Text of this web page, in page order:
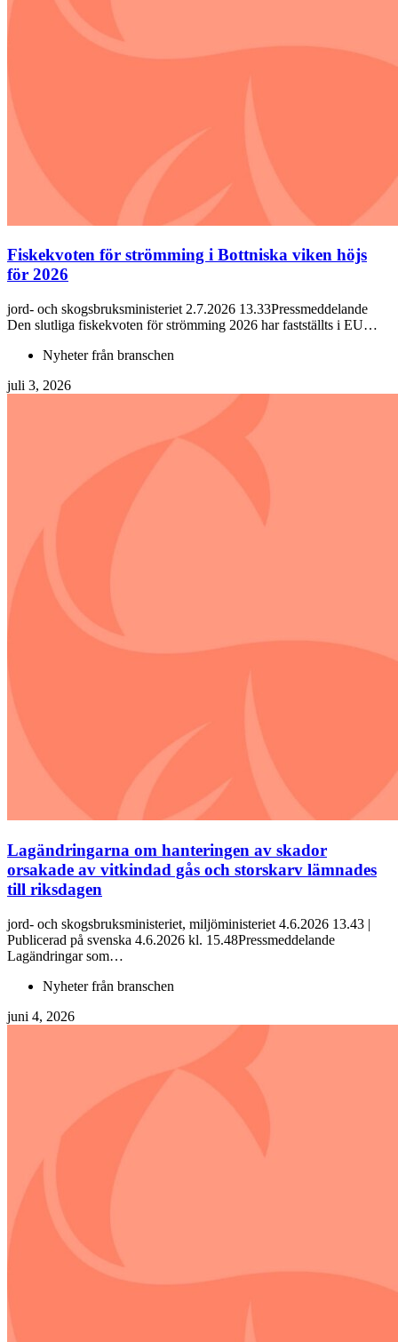
Fiskekvoten för strömming i Bottniska viken höjs
för 2026
jord- och skogsbruksministeriet 2.7.2026 13.33Pressmeddelande
Den slutliga fiskekvoten för strömming 2026 har fastställts i EU…
Nyheter från branschen
juli 3, 2026
Lagändringarna om hanteringen av skador
orsakade av vitkindad gås och storskarv lämnades
till riksdagen
jord- och skogsbruksministeriet, miljöministeriet 4.6.2026 13.43 |
Publicerad på svenska 4.6.2026 kl. 15.48Pressmeddelande
Lagändringar som…
Nyheter från branschen
juni 4, 2026